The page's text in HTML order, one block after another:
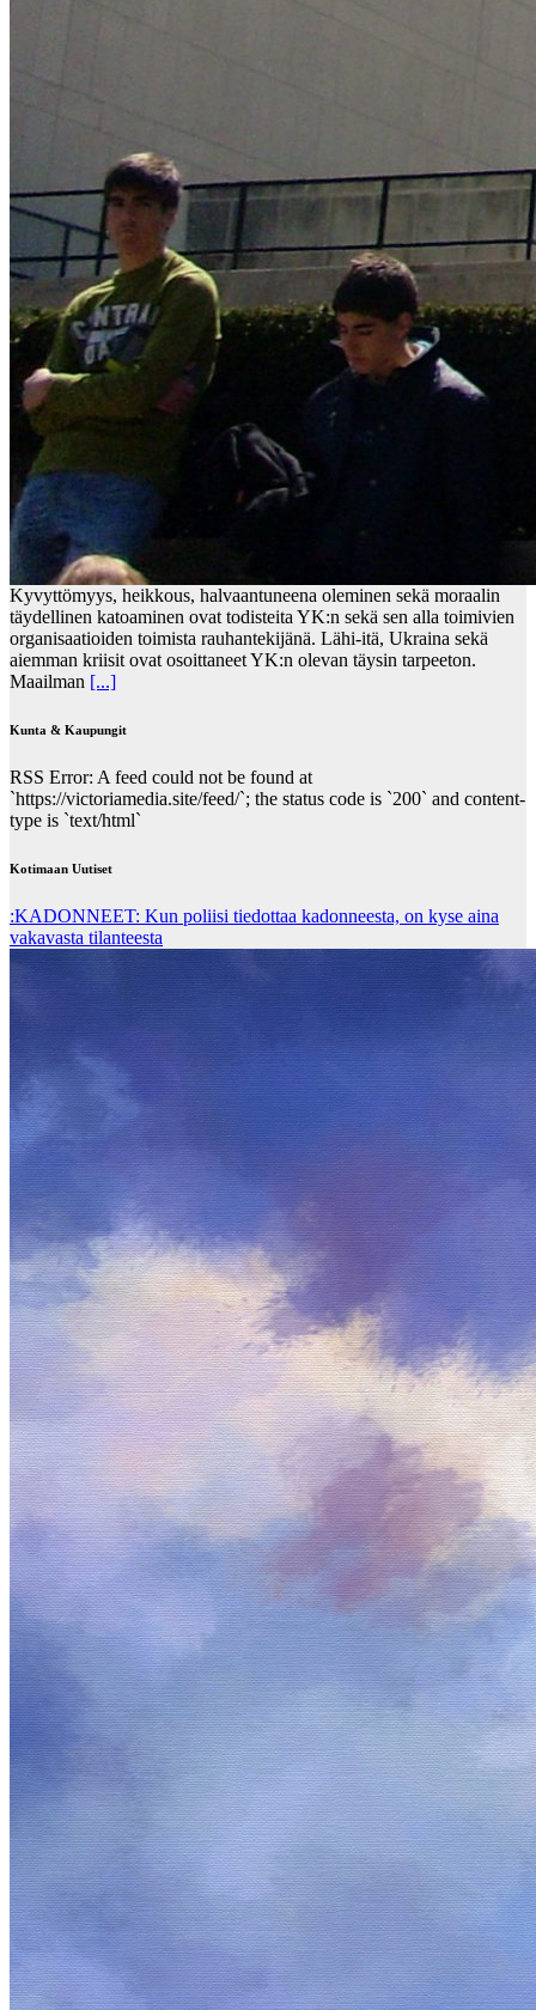
Kyvyttömyys, heikkous, halvaantuneena oleminen sekä moraalin
täydellinen katoaminen ovat todisteita YK:n sekä sen alla toimivien
organisaatioiden toimista rauhantekijänä. Lähi-itä, Ukraina sekä
aiemman kriisit ovat osoittaneet YK:n olevan täysin tarpeeton.
Maailman [...]
Kunta & Kaupungit
RSS Error: A feed could not be found at
`https://victoriamedia.site/feed/`; the status code is `200` and content-
type is `text/html`
Kotimaan Uutiset
:KADONNEET: Kun poliisi tiedottaa kadonneesta, on kyse aina
vakavasta tilanteesta